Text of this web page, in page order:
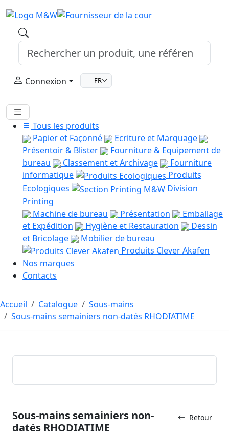
Connexion FR
Tous les produits
Papier et Façonné
Ecriture et Marquage
Présentoir & Blister
Fourniture & Equipement de
bureau
Classement et Archivage
Fourniture
informatique
Produits
Ecologiques
Division
Printing
Machine de bureau
Présentation
Emballage
et Expédition
Hygiène et Restauration
Dessin
et Bricolage
Mobilier de bureau
Produits Clever Akafen
Nos marques
Contacts
Accueil Catalogue
Sous-mains
Sous-mains semainiers non-datés RHODIATIME
Retour
Sous-mains semainiers non-
datés RHODIATIME